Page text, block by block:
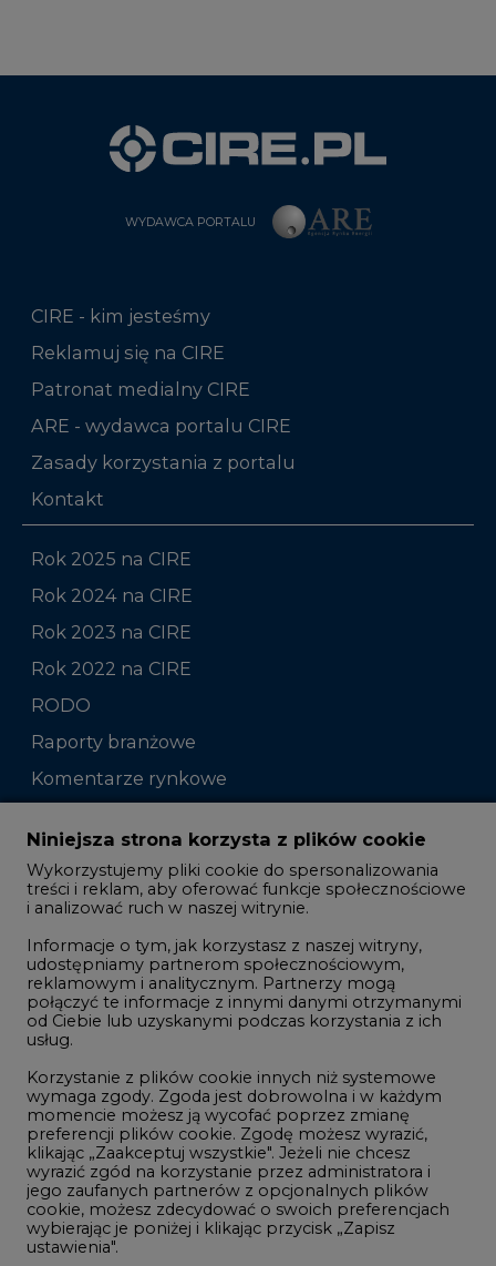
WYDAWCA PORTALU
CIRE - kim jesteśmy
Reklamuj się na CIRE
Patronat medialny CIRE
ARE - wydawca portalu CIRE
Zasady korzystania z portalu
Kontakt
Rok 2025 na CIRE
Rok 2024 na CIRE
Rok 2023 na CIRE
Rok 2022 na CIRE
RODO
Raporty branżowe
Komentarze rynkowe
Zmiany kadrowe na rynku
Studio CIRE
Rozmowy o energetyce
Gospodarka
Geopolityka
LTE450
Innowacje i AI
Telekomunikacja i IT
Handel emisjami CO2
Wodór
Górnictwo
Niniejsza strona korzysta z plików cookie
Wykorzystujemy pliki cookie do spersonalizowania
treści i reklam, aby oferować funkcje społecznościowe
i analizować ruch w naszej witrynie.
Informacje o tym, jak korzystasz z naszej witryny,
udostępniamy partnerom społecznościowym,
reklamowym i analitycznym. Partnerzy mogą
połączyć te informacje z innymi danymi otrzymanymi
od Ciebie lub uzyskanymi podczas korzystania z ich
usług.
Korzystanie z plików cookie innych niż systemowe
wymaga zgody. Zgoda jest dobrowolna i w każdym
momencie możesz ją wycofać poprzez zmianę
preferencji plików cookie. Zgodę możesz wyrazić,
klikając „Zaakceptuj wszystkie". Jeżeli nie chcesz
wyrazić zgód na korzystanie przez administratora i
jego zaufanych partnerów z opcjonalnych plików
cookie, możesz zdecydować o swoich preferencjach
wybierając je poniżej i klikając przycisk „Zapisz
ustawienia".